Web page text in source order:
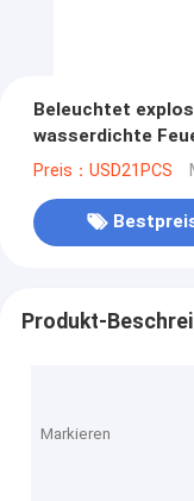
Beleuchtet
wasserdichte
Preis：USD21PCS
Produkt-
Markieren